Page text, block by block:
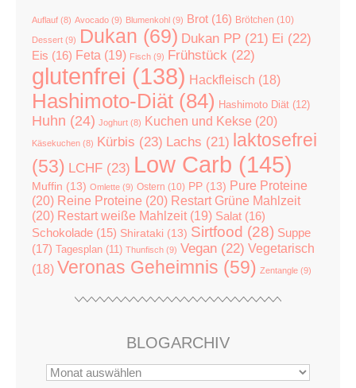
Auflauf (8) Avocado (9) Blumenkohl (9) Brot (16) Brötchen (10)
Dessert (9) Dukan (69) Dukan PP (21) Ei (22)
Eis (16) Feta (19) Fisch (9) Frühstück (22)
glutenfrei (138) Hackfleisch (18)
Hashimoto-Diät (84) Hashimoto Diät (12)
Huhn (24) Joghurt (8) Kuchen und Kekse (20)
Käsekuchen (8) Kürbis (23) Lachs (21) laktosefrei
(53) LCHF (23) Low Carb (145)
Muffin (13) Omlette (9) Ostern (10) PP (13) Pure Proteine
(20) Reine Proteine (20) Restart Grüne Mahlzeit
(20) Restart weiße Mahlzeit (19) Salat (16)
Schokolade (15) Shirataki (13) Sirtfood (28) Suppe
(17) Tagesplan (11) Thunfisch (9) Vegan (22) Vegetarisch
(18) Veronas Geheimnis (59) Zentangle (9)
BLOGARCHIV